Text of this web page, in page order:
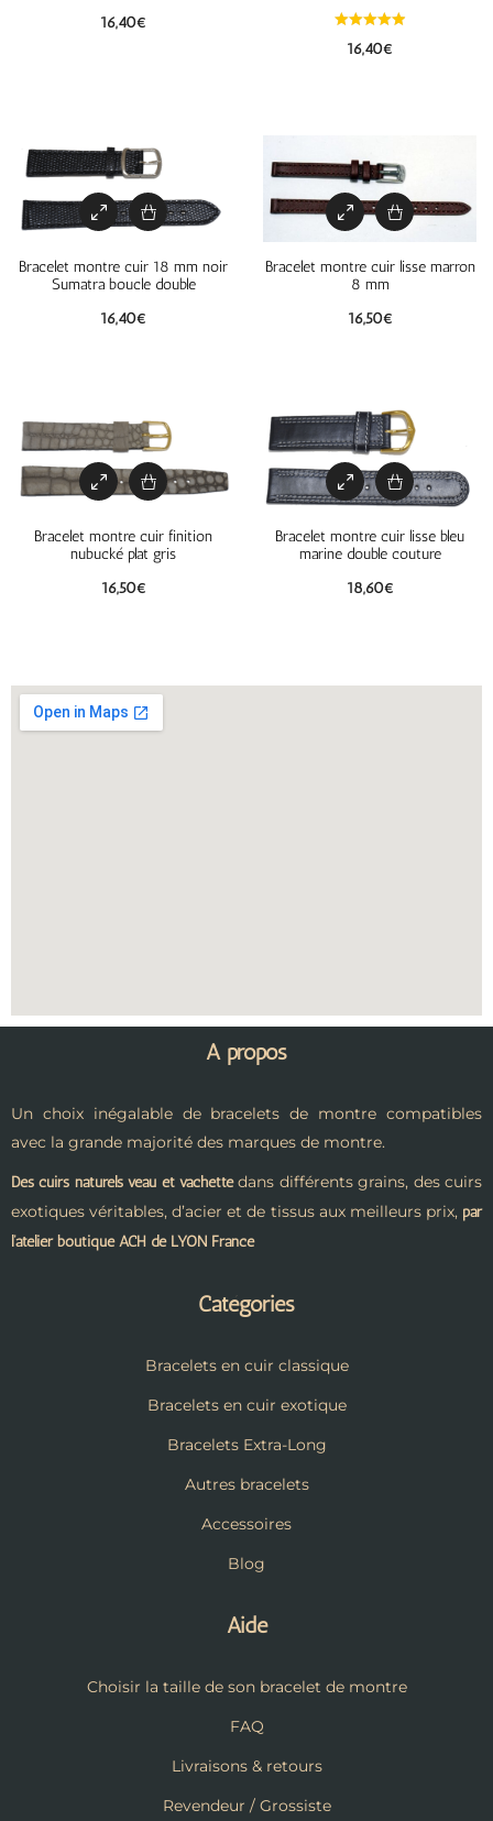
16,40€
16,40€
Bracelet montre cuir 18 mm noir
Sumatra boucle double
16,40€
Bracelet montre cuir lisse marron
8 mm
16,50€
Bracelet montre cuir finition
nubucké plat gris
16,50€
Bracelet montre cuir lisse bleu
marine double couture
18,60€
A propos
Un choix inégalable de bracelets de montre compatibles
avec la grande majorité des marques de montre.
Des cuirs naturels veau et vachettedans différents grains, des cuirs
exotiques véritables, d’acier et de tissus aux meilleurs prix, par
l’atelier boutique ACH de LYON France
Catégories
Bracelets en cuir classique
Bracelets en cuir exotique
Bracelets Extra-Long
Autres bracelets
Accessoires
Blog
Aide
Choisir la taille de son bracelet de montre
FAQ
Livraisons & retours
Revendeur / Grossiste